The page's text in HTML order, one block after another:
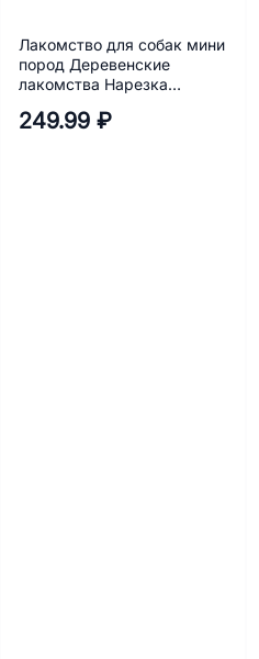
Лакомство для собак мини
пород Деревенские
лакомства Нарезка
249.99 ₽